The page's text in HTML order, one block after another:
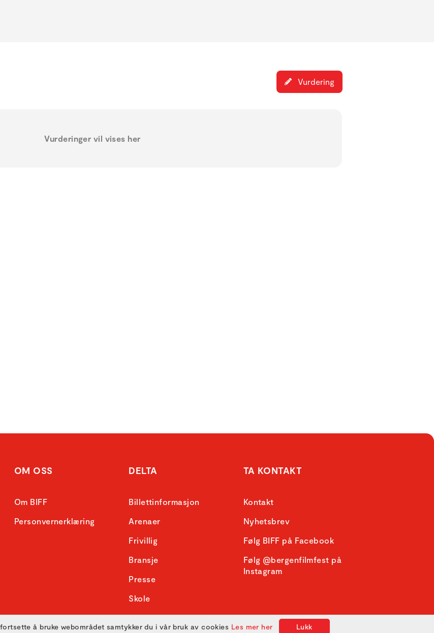
Vurdering
Vurderinger vil vises her
OM OSS
Om BIFF
Personvernerklæring
DELTA
Billettinformasjon
Arenaer
Frivillig
Bransje
Presse
Skole
TA KONTAKT
Kontakt
Nyhetsbrev
Følg BIFF på Facebook
Følg @bergenfilmfest på
Instagram
Lukk
å bruke webområdet samtykker du i vår bruk av cookies Les mer her